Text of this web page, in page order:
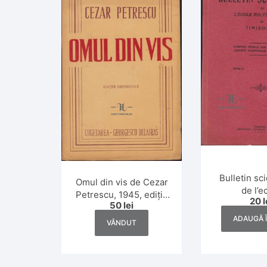
Omul din vis de Cezar
Petrescu, 1945, ediție
definitivă
50 lei
VÂNDUT
Bulletin
de
Timișoara,
20
ADAUGĂ